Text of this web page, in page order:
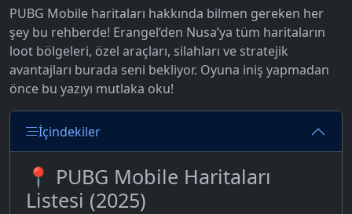
PUBG Mobile haritaları hakkında bilmen gereken her
şey bu rehberde! Erangel’den Nusa’ya tüm haritaların
loot bölgeleri, özel araçları, silahları ve stratejik
avantajları burada seni bekliyor. Oyuna iniş yapmadan
önce bu yazıyı mutlaka oku!
İçindekiler
📍 PUBG Mobile Haritaları
Listesi (2025)